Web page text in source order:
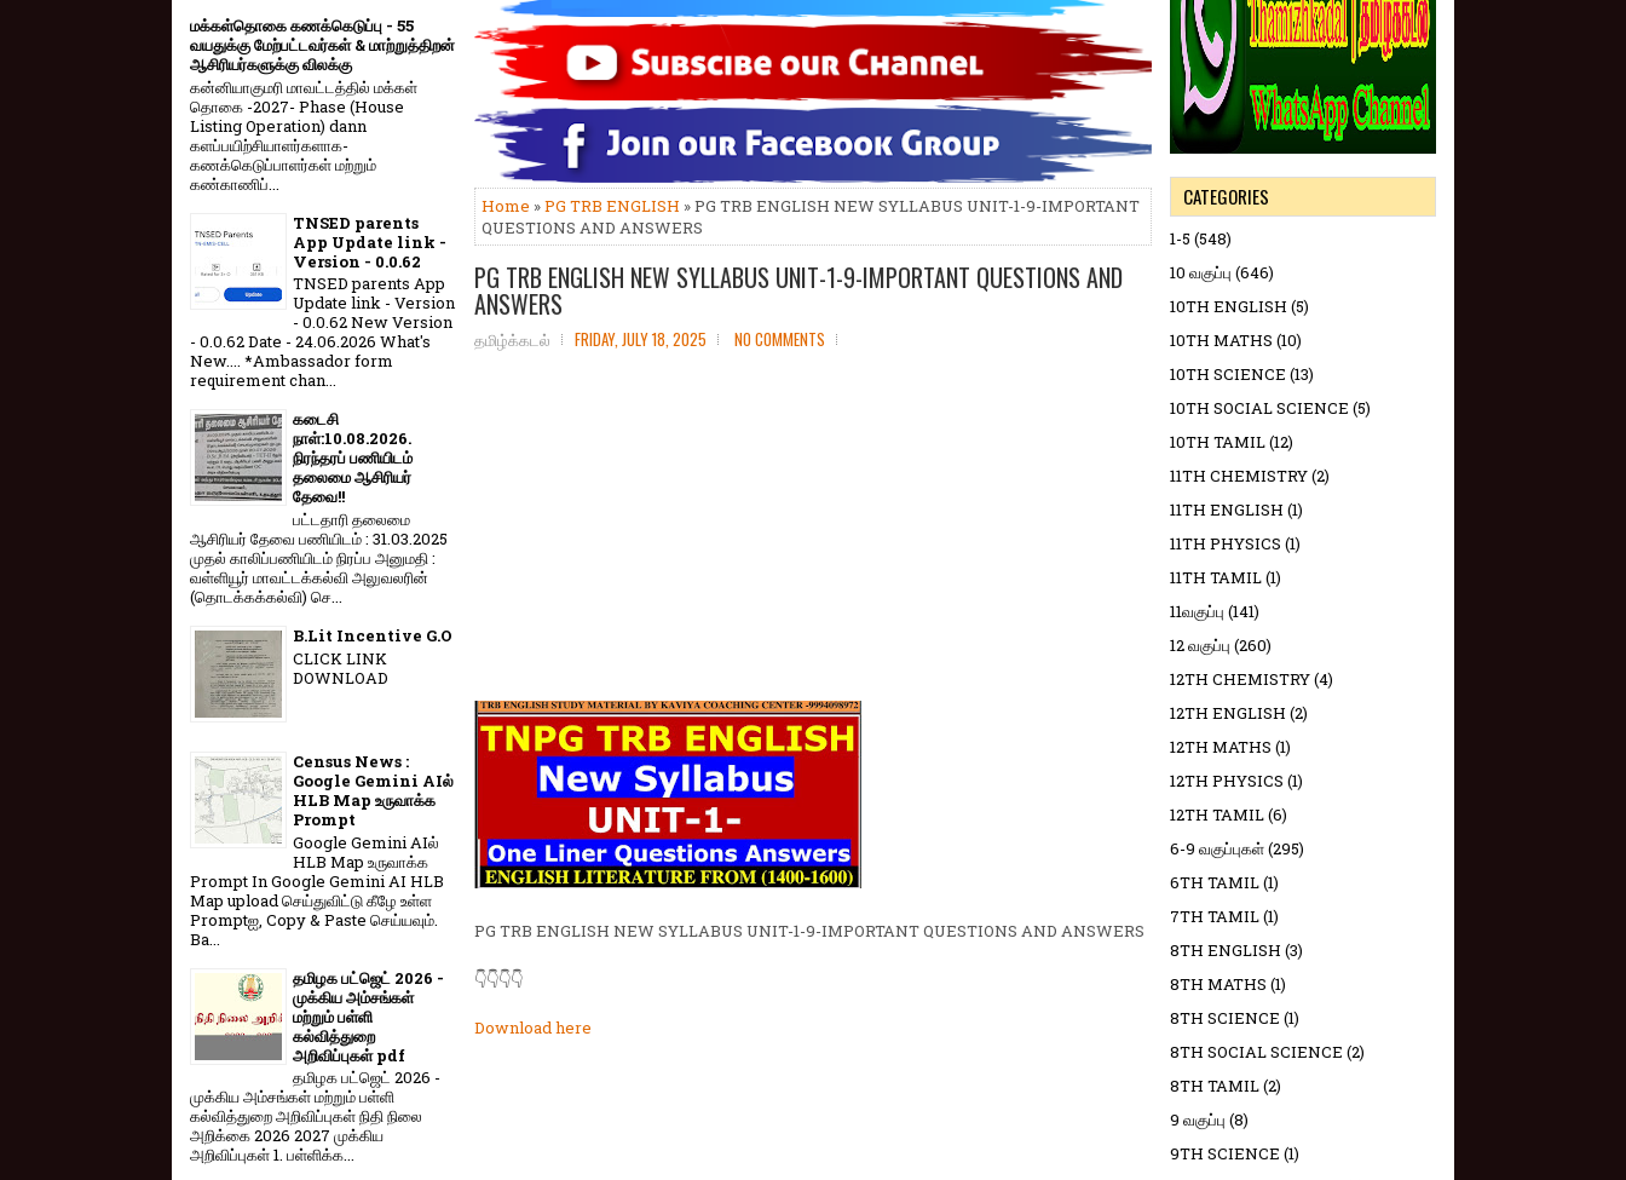
Home »PG TRB ENGLISH » PG TRB ENGLISH NEW SYLLABUS UNIT-1-9-IMPORTANT
QUESTIONS AND ANSWERS
PG TRB ENGLISH NEW SYLLABUS UNIT-1-9-IMPORTANT QUESTIONS AND
ANSWERS
தமிழ்க்கடல் FRIDAY, JULY 18, 2025 NO COMMENTS
PG TRB ENGLISH NEW SYLLABUS UNIT-1-9-IMPORTANT QUESTIONS AND ANSWERS
👇👇👇👇
Download here
மக்கள்தொகை கணக்கெடுப்பு - 55
வயதுக்கு மேற்பட்டவர்கள் & மாற்றுத்திறன்
ஆசிரியர்களுக்கு விலக்கு
கன்னியாகுமரி மாவட்டத்தில் மக்கள்
தொகை -2027- Phase (House
Listing Operation) dann
களப்பயிற்சியாளர்களாக-
கணக்கெடுப்பாளர்கள் மற்றும்
கண்காணிப்...
TNSED parents
App Update link -
Version - 0.0.62
TNSED parents App
Update link - Version
- 0.0.62 New Version
- 0.0.62 Date - 24.06.2026 What's
New.... *Ambassador form
requirement chan...
கடைசி
நாள்:10.08.2026.
நிரந்தரப் பணியிடம்
தலைமை ஆசிரியர்
தேவை!!
பட்டதாரி தலைமை
ஆசிரியர் தேவை பணியிடம் : 31.03.2025
முதல் காலிப்பணியிடம் நிரப்ப அனுமதி :
வள்ளியூர் மாவட்டக்கல்வி அலுவலரின்
(தொடக்கக்கல்வி) செ...
B.Lit Incentive G.O
CLICK LINK
DOWNLOAD
Census News :
Google Gemini AIல்
HLB Map உருவாக்க
Prompt
Google Gemini AIல்
HLB Map உருவாக்க
Prompt In Google Gemini AI HLB
Map upload செய்துவிட்டு கீழே உள்ள
Promptஐ, Copy & Paste செய்யவும்.
Ba...
தமிழக பட்ஜெட் 2026 -
முக்கிய அம்சங்கள்
மற்றும் பள்ளி
கல்வித்துறை
அறிவிப்புகள் pdf
தமிழக பட்ஜெட் 2026 -
முக்கிய அம்சங்கள் மற்றும் பள்ளி
கல்வித்துறை அறிவிப்புகள் நிதி நிலை
அறிக்கை 2026 2027 முக்கிய
அறிவிப்புகள் 1. பள்ளிக்க...
CATEGORIES
1-5 (548)
10 வகுப்பு (646)
10TH ENGLISH (5)
10TH MATHS (10)
10TH SCIENCE (13)
10TH SOCIAL SCIENCE (5)
10TH TAMIL(12)
11TH CHEMISTRY(2)
11TH ENGLISH (1)
11TH PHYSICS (1)
11TH TAMIL(1)
11வகுப்பு (141)
12 வகுப்பு (260)
12TH CHEMISTRY(4)
12TH ENGLISH (2)
12TH MATHS (1)
12TH PHYSICS (1)
12TH TAMIL(6)
6-9 வகுப்புகள்(295)
6TH TAMIL(1)
7TH TAMIL(1)
8TH ENGLISH (3)
8TH MATHS (1)
8TH SCIENCE (1)
8TH SOCIAL SCIENCE (2)
8TH TAMIL(2)
9 வகுப்பு (8)
9TH SCIENCE (1)